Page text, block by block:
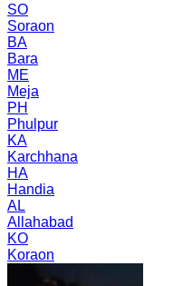
SO
Soraon
BA
Bara
ME
Meja
PH
Phulpur
KA
Karchhana
HA
Handia
AL
Allahabad
KO
Koraon